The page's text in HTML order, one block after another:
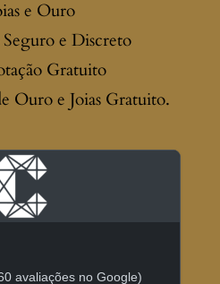
e Ouro
e Discreto
Gratuito
Ouro e Joias Gratuito.
avaliações no Google)